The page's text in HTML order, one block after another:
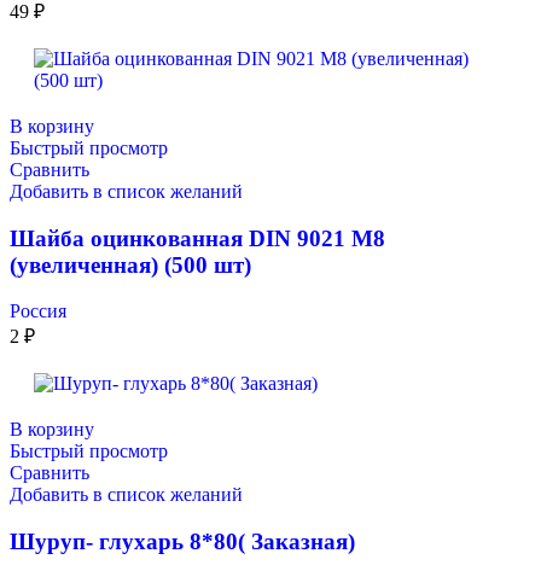
49 ₽
В корзину
Быстрый просмотр
Сравнить
Добавить в список желаний
Шайба оцинкованная DIN 9021 М8
(увеличенная) (500 шт)
Россия
2 ₽
В корзину
Быстрый просмотр
Сравнить
Добавить в список желаний
Шуруп- глухарь 8*80( Заказная)